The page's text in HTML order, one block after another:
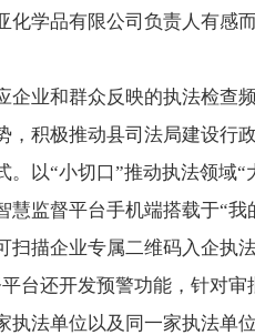
化学品有限公司负责人有感
企业和群众反映的执法检查
，积极推动县司法局建设
。以“小切口”推动执法领域
慧监督平台手机端搭载于“
扫描企业专属二维码入企执
台还开发预警功能，针对
执法单位以及同一家执法单